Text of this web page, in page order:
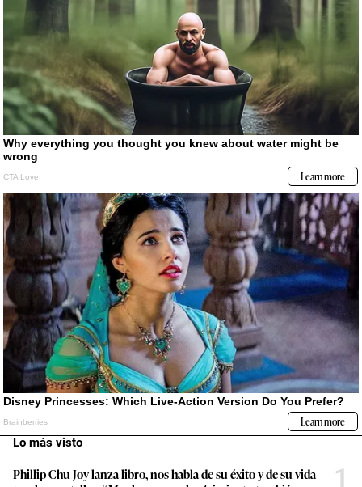
Lo más visto
Phillip Chu Joy lanza libro, nos habla de su éxito y de su vida
1